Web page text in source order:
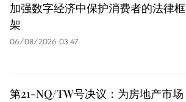
加强数字经济中保护消费者的法律框
架
06/08/2026 03:47
第21-NQ/TW号决议：为房地产市场